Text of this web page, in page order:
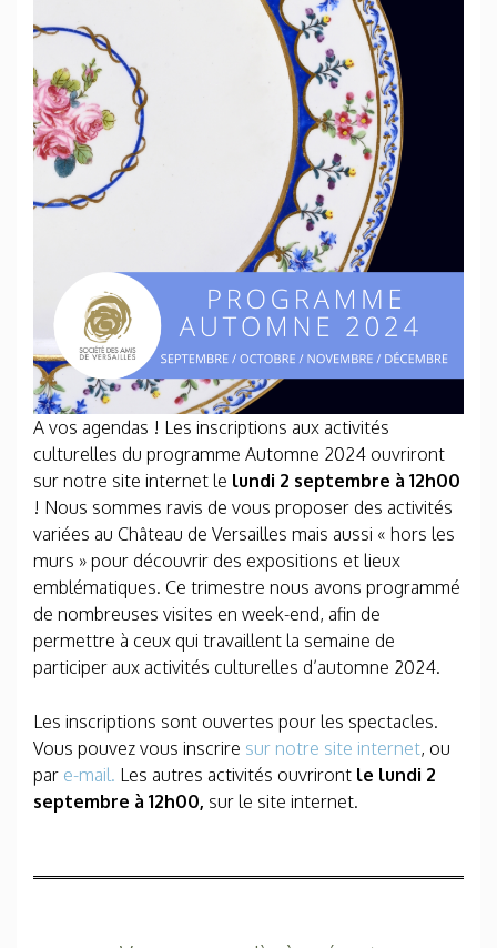
A vos agendas ! Les inscriptions aux activités
culturelles du programme Automne 2024 ouvriront
sur notre site internet le lundi 2 septembre à 12h00
! Nous sommes ravis de vous proposer des activités
variées au Château de Versailles mais aussi « hors les
murs » pour découvrir des expositions et lieux
emblématiques. Ce trimestre nous avons programmé
de nombreuses visites en week-end, afin de
permettre à ceux qui travaillent la semaine de
participer aux activités culturelles d’automne 2024.
Les inscriptions sont ouvertes pour les spectacles.
Vous pouvez vous inscrire sur notre site internet, ou
par e-mail. Les autres activités ouvriront le lundi 2
septembre à 12h00, sur le site internet.